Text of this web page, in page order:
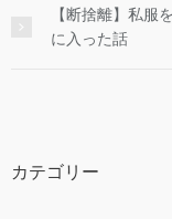
【断捨離】私服
に入った話
カテゴリー